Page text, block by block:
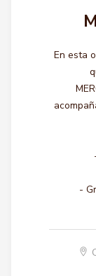
En esta
-